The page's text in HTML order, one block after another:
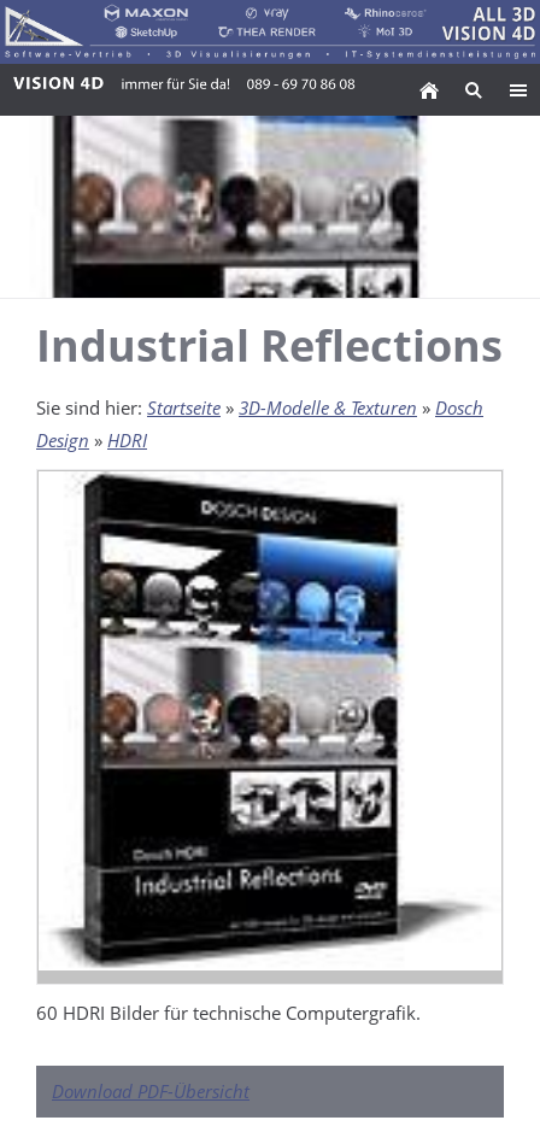
Industrial Reflections
Sie sind hier: Startseite » 3D-Modelle & Texturen » Dosch
Design » HDRI
60 HDRI Bilder für technische Computergrafik.
Download PDF-Übersicht